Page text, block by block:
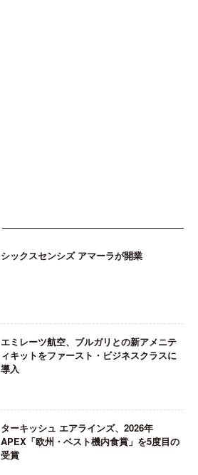
シックスセンシズ アマーラが開業
エミレーツ航空、ブルガリとの新アメニテ
ィキットをファースト・ビジネスクラスに
導入
ターキッシュ エアラインズ、2026年
APEX「欧州・ベスト機内食賞」を5度目の
受賞